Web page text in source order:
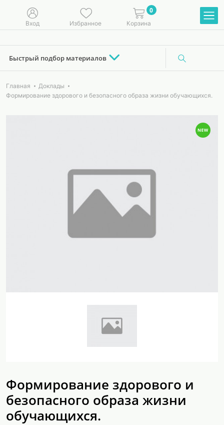
Вход Избранное
0
Корзина
Быстрый подбор материалов
Главная
Доклады
Формирование здорового и безопасного образа жизни обучающихся.
Формирование здорового и
безопасного образа жизни
обучающихся.